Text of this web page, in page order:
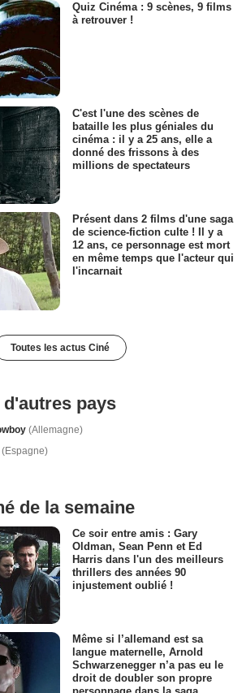
Quiz Cinéma : 9 scènes, 9 films
à retrouver !
C'est l'une des scènes de
bataille les plus géniales du
cinéma : il y a 25 ans, elle a
donné des frissons à des
millions de spectateurs
Présent dans 2 films d'une saga
de science-fiction culte ! Il y a
12 ans, ce personnage est mort
en même temps que l'acteur qui
l'incarnait
Toutes les actus Ciné
pays
(Allemagne)
(Espagne)
de la semaine
Ce soir entre amis : Gary
Oldman, Sean Penn et Ed
Harris dans l'un des meilleurs
thrillers des années 90
injustement oublié !
Même si l’allemand est sa
langue maternelle, Arnold
Schwarzenegger n’a pas eu le
droit de doubler son propre